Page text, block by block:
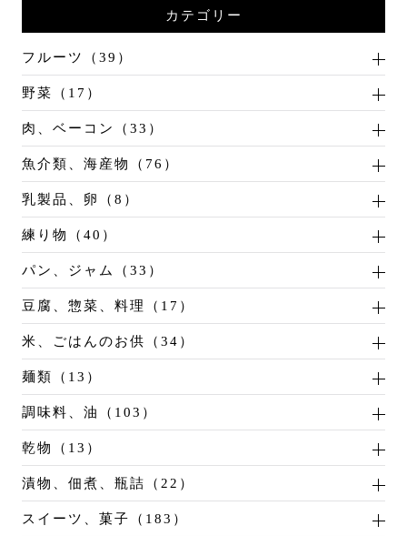
カテゴリー
フルーツ（39）
野菜（17）
肉、ベーコン（33）
魚介類、海産物（76）
乳製品、卵（8）
練り物（40）
パン、ジャム（33）
豆腐、惣菜、料理（17）
米、ごはんのお供（34）
麺類（13）
調味料、油（103）
乾物（13）
漬物、佃煮、瓶詰（22）
スイーツ、菓子（183）